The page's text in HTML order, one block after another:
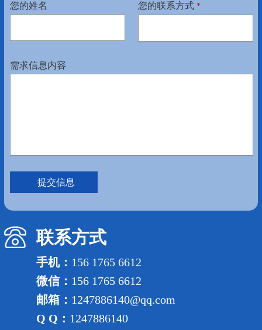
您的姓名 您的联系方式*
需求信息内容
联系方式
手机： 156 1765 6612
微信： 156 1765 6612
邮箱： 1247886140@qq.com
Q Q： 1247886140